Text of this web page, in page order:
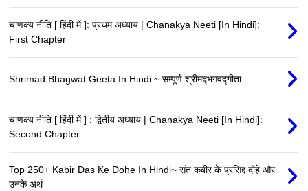
चाणक्य नीति [ हिंदी में ]: प्रथम अध्याय | Chanakya Neeti [In Hindi]:
First Chapter
Shrimad Bhagwat Geeta In Hindi ~ सम्पूर्ण श्रीमद्‍भगवद्‍गीता
चाणक्य नीति [ हिंदी में ] : द्वितीय अध्याय | Chanakya Neeti [In Hindi]:
Second Chapter
Top 250+ Kabir Das Ke Dohe In Hindi~ संत कबीर के प्रसिद्द दोहे और
उनके अर्थ